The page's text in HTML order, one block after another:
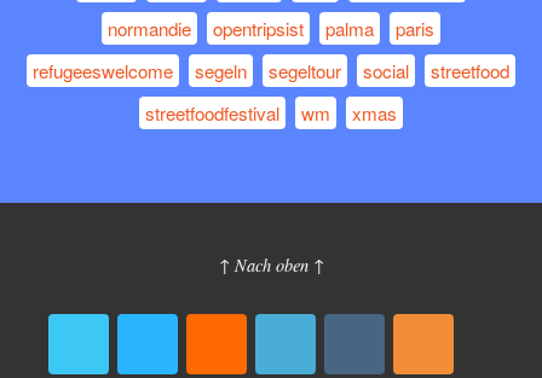
normandie
opentripsist palma
paris
refugeeswelcome
segeln segeltour social
streetfood
streetfoodfestival
wm xmas
↑ Nach oben ↑